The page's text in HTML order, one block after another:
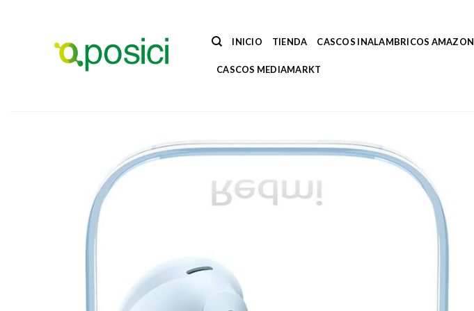
INICIO TIENDA CASCOS INALAMBRICOS AMAZON
CASCOS MEDIAMARKT